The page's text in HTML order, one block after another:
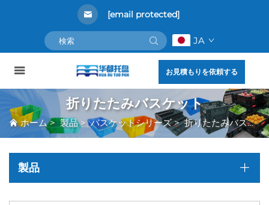
[email protected]
JA
お見積もりを依頼する
折りたたみバスケット
ホーム>製品>バスケットシリーズ>折りたたみバスケット
製品